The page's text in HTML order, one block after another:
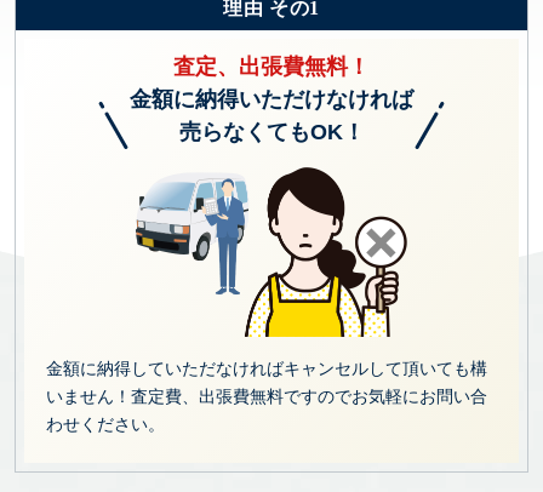
理由 その1
査定、出張費無料！
金額に納得いただけなければ
売らなくてもOK！
金額に納得していただなければキャンセルして頂いても構
いません！査定費、出張費無料ですのでお気軽にお問い合
わせください。